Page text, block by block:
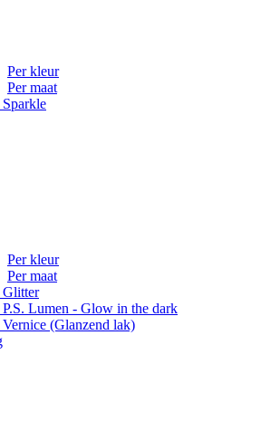
Per kleur
Per maat
Sparkle
Per kleur
Per maat
Glitter
P.S. Lumen - Glow in the dark
Vernice (Glanzend lak)